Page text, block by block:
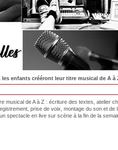
enfants crééront leur titre musical de A à
musical de A à Z : écriture des textes, atelier
prise de voix, montage du son et de
spectacle en live sur scène à la fin de la